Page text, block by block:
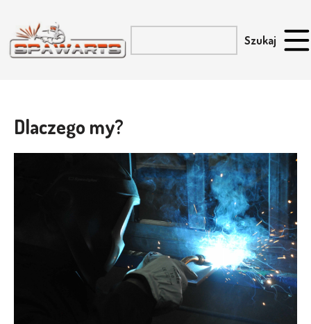
Dlaczego my?